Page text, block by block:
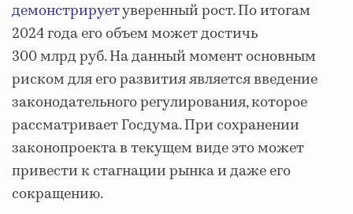
демонстрируетуверенный рост. По итогам
2024 года его объем может достичь
300 млрд руб. На данный момент основным
риском для его развития является введение
законодательного регулирования, которое
рассматривает Госдума. При сохранении
законопроекта в текущем виде это может
привести к стагнации рынка и даже его
сокращению.